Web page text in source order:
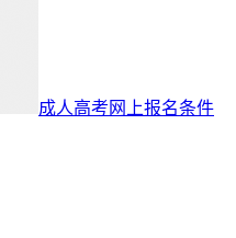
成人高考网上报名条件